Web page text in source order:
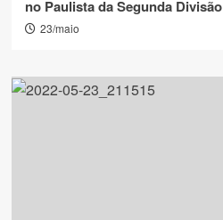
no Paulista da Segunda Divisão
23/maio